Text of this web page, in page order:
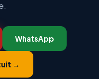
WhatsApp
→